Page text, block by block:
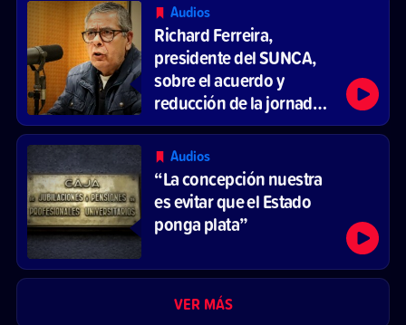
Audios
Richard Ferreira,
presidente del SUNCA,
sobre el acuerdo y
reducción de la jornada
laboral
Audios
“La concepción nuestra
es evitar que el Estado
ponga plata”
VER MÁS